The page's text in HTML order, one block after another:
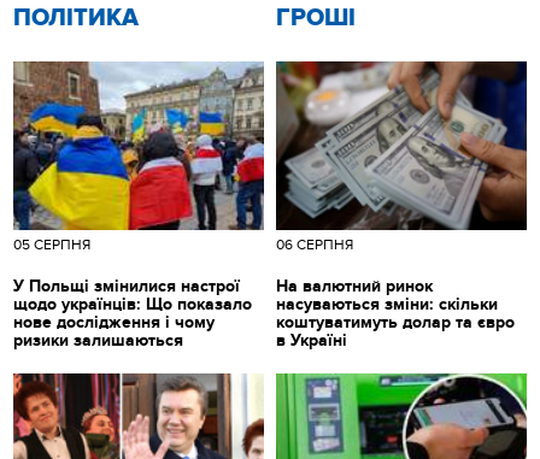
ПОЛІТИКА
05 СЕРПНЯ
У Польщі змінилися настрої
щодо українців: Що показало
нове дослідження і чому
ризики залишаються
ГРОШІ
06 СЕРПНЯ
На валютний ринок
насуваються зміни: скільки
коштуватимуть долар та євро
в Україні